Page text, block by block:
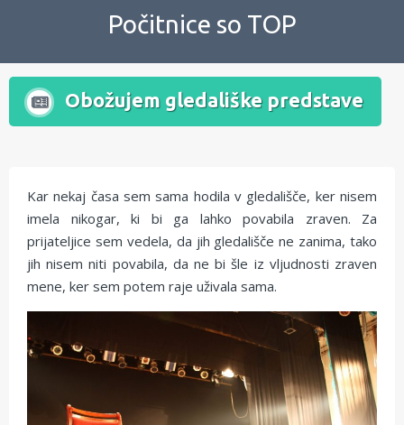
Počitnice so TOP
Obožujem gledališke predstave
Kar nekaj časa sem sama hodila v gledališče, ker nisem
imela nikogar, ki bi ga lahko povabila zraven. Za
prijateljice sem vedela, da jih gledališče ne zanima, tako
jih nisem niti povabila, da ne bi šle iz vljudnosti zraven
mene, ker sem potem raje uživala sama.